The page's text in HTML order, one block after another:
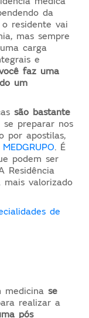
da
o residente vai
mas sempre
carga
e
faz uma
um
são bastante
preparar nos
por apostilas,
MEDGRUPO. É
podem ser
Residência
mais valorizado
de
medicinase
realizar a
pós